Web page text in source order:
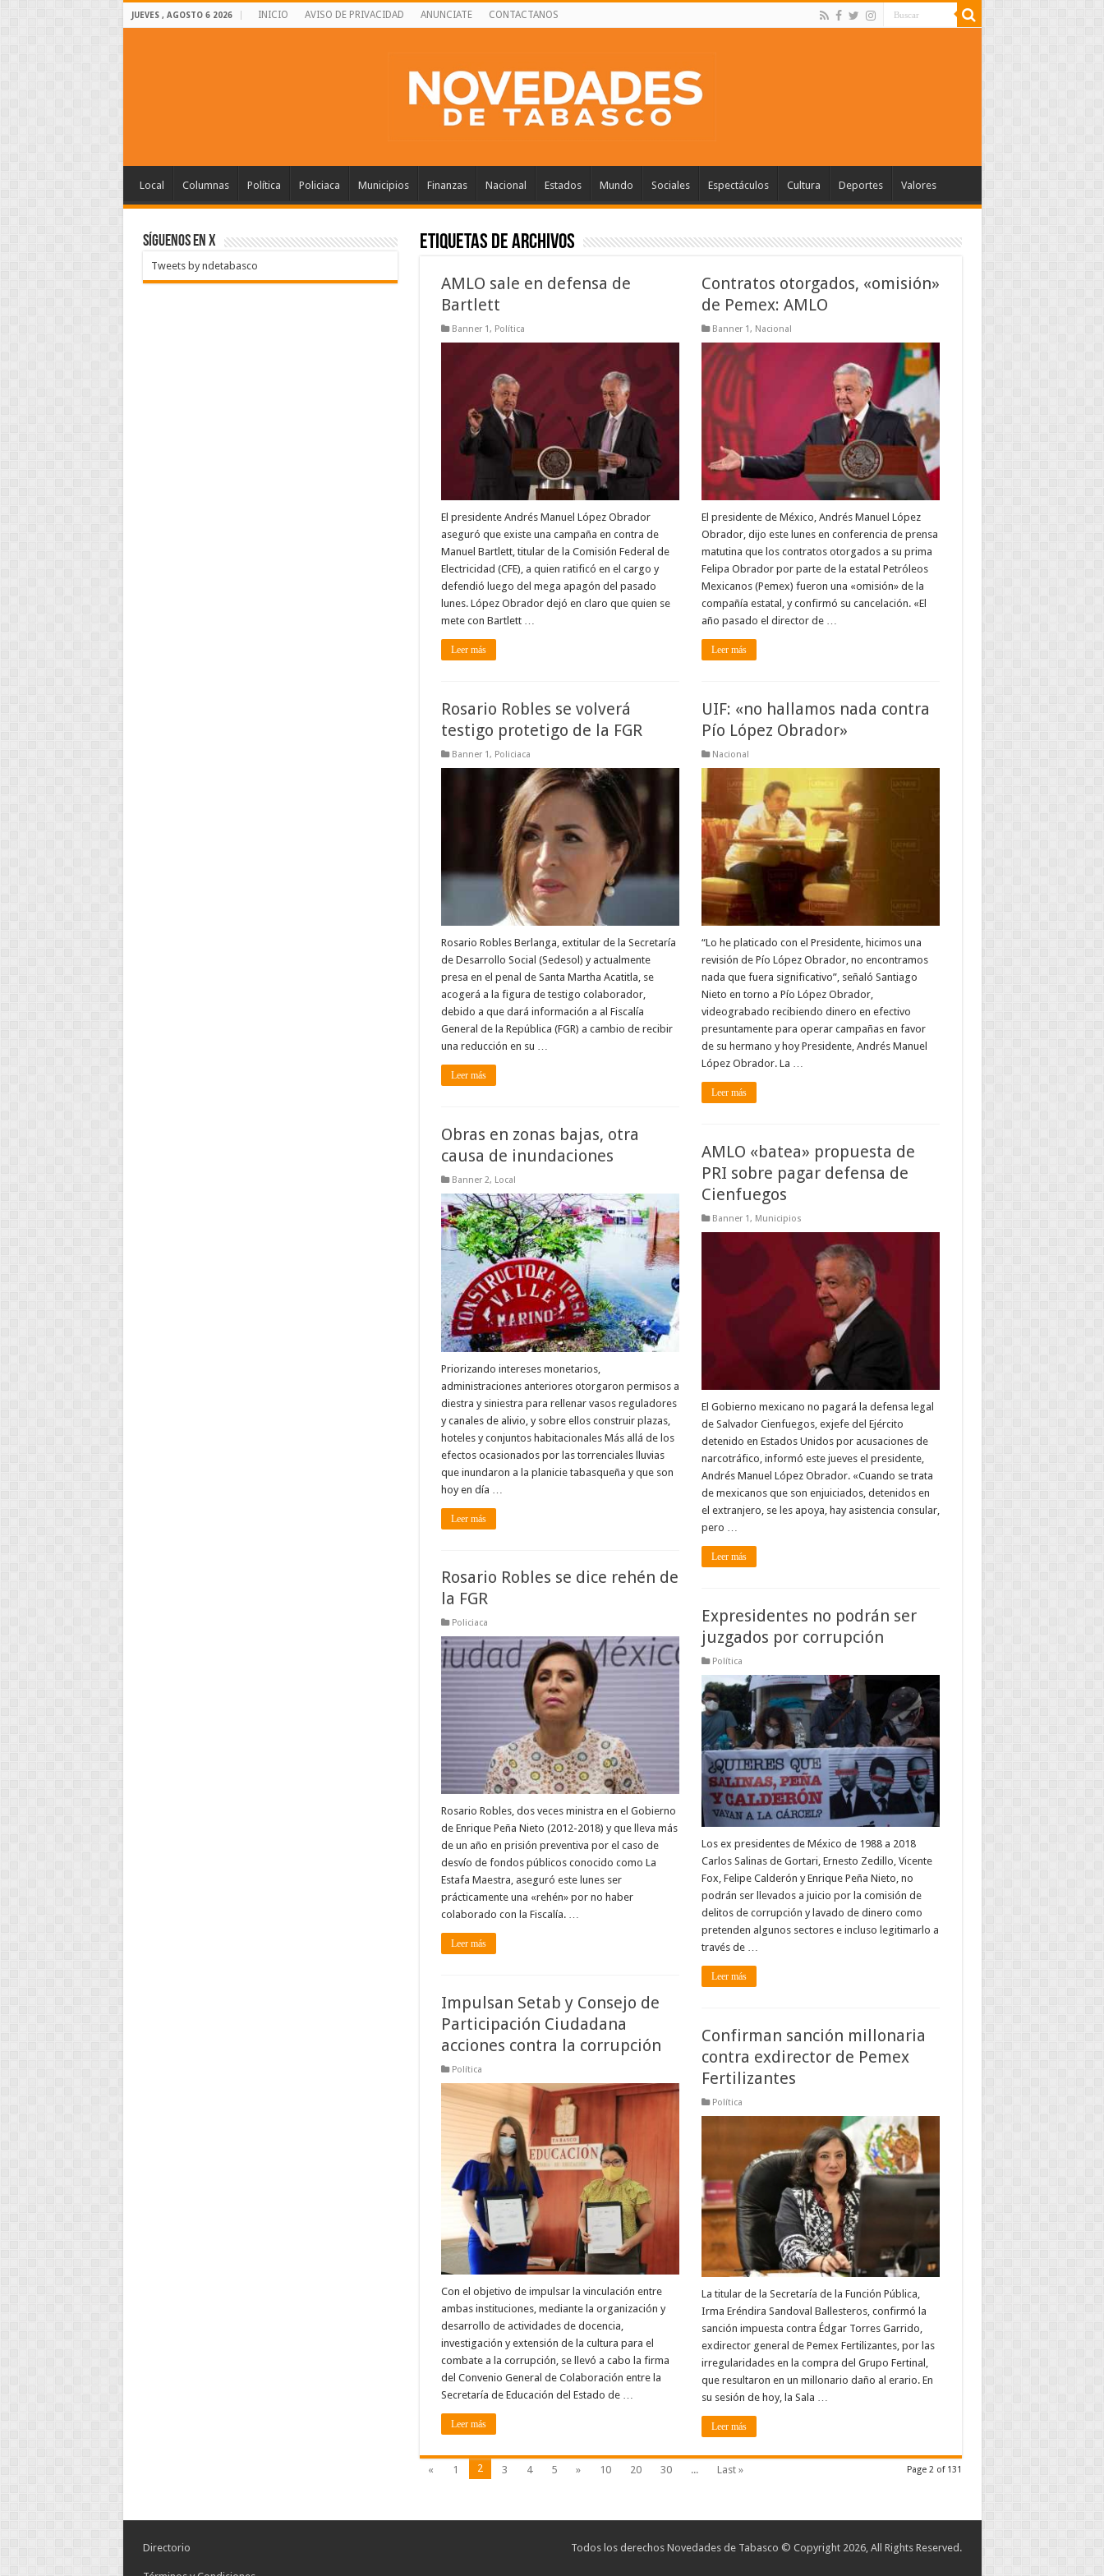
JUEVES , AGOSTO 6 2026 INICIO AVISO DE PRIVACIDAD ANUNCIATE CONTACTANOS
Local Columnas Política Policiaca Municipios Finanzas Nacional Estados Mundo Sociales Espectáculos Cultura Deportes Valores
Etiquetas de Archivos
AMLO sale en defensa de
Bartlett
Banner 1, Política
El presidente Andrés Manuel López Obrador
aseguró que existe una campaña en contra de
Manuel Bartlett, titular de la Comisión Federal de
Electricidad (CFE), a quien ratificó en el cargo y
defendió luego del mega apagón del pasado
lunes. López Obrador dejó en claro que quien se
mete con Bartlett …
Leer más
Contratos otorgados, «omisión»
de Pemex: AMLO
Banner 1, Nacional
El presidente de México, Andrés Manuel López
Obrador, dijo este lunes en conferencia de prensa
matutina que los contratos otorgados a su prima
Felipa Obrador por parte de la estatal Petróleos
Mexicanos (Pemex) fueron una «omisión» de la
compañía estatal, y confirmó su cancelación. «El
año pasado el director de …
Leer más
Rosario Robles se volverá
testigo protetigo de la FGR
Banner 1, Policiaca
Rosario Robles Berlanga, extitular de la Secretaría
de Desarrollo Social (Sedesol) y actualmente
presa en el penal de Santa Martha Acatitla, se
acogerá a la figura de testigo colaborador,
debido a que dará información a al Fiscalía
General de la República (FGR) a cambio de recibir
una reducción en su …
Leer más
UIF: «no hallamos nada contra
Pío López Obrador»
Nacional
“Lo he platicado con el Presidente, hicimos una
revisión de Pío López Obrador, no encontramos
nada que fuera significativo”, señaló Santiago
Nieto en torno a Pío López Obrador,
videograbado recibiendo dinero en efectivo
presuntamente para operar campañas en favor
de su hermano y hoy Presidente, Andrés Manuel
López Obrador. La …
Leer más
Obras en zonas bajas, otra
causa de inundaciones
Banner 2, Local
Priorizando intereses monetarios,
administraciones anteriores otorgaron permisos a
diestra y siniestra para rellenar vasos reguladores
y canales de alivio, y sobre ellos construir plazas,
hoteles y conjuntos habitacionales Más allá de los
efectos ocasionados por las torrenciales lluvias
que inundaron a la planicie tabasqueña y que son
hoy en día …
Leer más
AMLO «batea» propuesta de
PRI sobre pagar defensa de
Cienfuegos
Banner 1, Municipios
El Gobierno mexicano no pagará la defensa legal
de Salvador Cienfuegos, exjefe del Ejército
detenido en Estados Unidos por acusaciones de
narcotráfico, informó este jueves el presidente,
Andrés Manuel López Obrador. «Cuando se trata
de mexicanos que son enjuiciados, detenidos en
el extranjero, se les apoya, hay asistencia consular,
pero …
Leer más
Rosario Robles se dice rehén de
la FGR
Policiaca
Rosario Robles, dos veces ministra en el Gobierno
de Enrique Peña Nieto (2012-2018) y que lleva más
de un año en prisión preventiva por el caso de
desvío de fondos públicos conocido como La
Estafa Maestra, aseguró este lunes ser
prácticamente una «rehén» por no haber
colaborado con la Fiscalía. …
Leer más
Expresidentes no podrán ser
juzgados por corrupción
Política
Los ex presidentes de México de 1988 a 2018
Carlos Salinas de Gortari, Ernesto Zedillo, Vicente
Fox, Felipe Calderón y Enrique Peña Nieto, no
podrán ser llevados a juicio por la comisión de
delitos de corrupción y lavado de dinero como
pretenden algunos sectores e incluso legitimarlo a
través de …
Leer más
Impulsan Setab y Consejo de
Participación Ciudadana
acciones contra la corrupción
Política
Con el objetivo de impulsar la vinculación entre
ambas instituciones, mediante la organización y
desarrollo de actividades de docencia,
investigación y extensión de la cultura para el
combate a la corrupción, se llevó a cabo la firma
del Convenio General de Colaboración entre la
Secretaría de Educación del Estado de …
Leer más
Confirman sanción millonaria
contra exdirector de Pemex
Fertilizantes
Política
La titular de la Secretaría de la Función Pública,
Irma Eréndira Sandoval Ballesteros, confirmó la
sanción impuesta contra Édgar Torres Garrido,
exdirector general de Pemex Fertilizantes, por las
irregularidades en la compra del Grupo Fertinal,
que resultaron en un millonario daño al erario. En
su sesión de hoy, la Sala …
Leer más
Page 2 of 131
« 1 2 3 4 5 » 10 20 30 ... Last »
SÍGUENOS EN X
Tweets by ndetabasco
Todos los derechos Novedades de Tabasco © Copyright 2026, All Rights Reserved.
Directorio